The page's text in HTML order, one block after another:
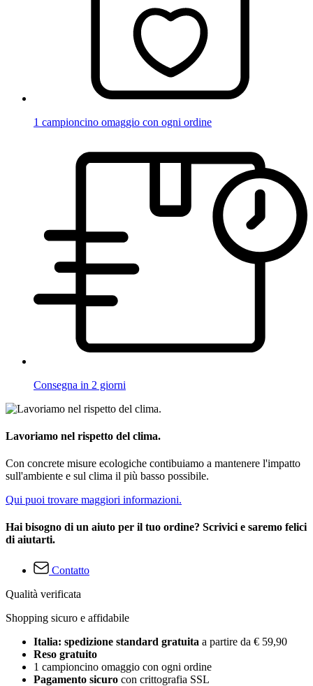
1 campioncino omaggio con ogni ordine
Consegna in 2 giorni
Lavoriamo nel rispetto del clima.
Con concrete misure ecologiche contibuiamo a mantenere l'impatto
sull'ambiente e sul clima il più basso possibile.
Qui puoi trovare maggiori informazioni.
Hai bisogno di un aiuto per il tuo ordine? Scrivici e saremo felici
di aiutarti.
Contatto
Qualità verificata
Shopping sicuro e affidabile
Italia: spedizione standard gratuita a partire da € 59,90
Reso gratuito
1 campioncino omaggio con ogni ordine
Pagamento sicuro con crittografia SSL